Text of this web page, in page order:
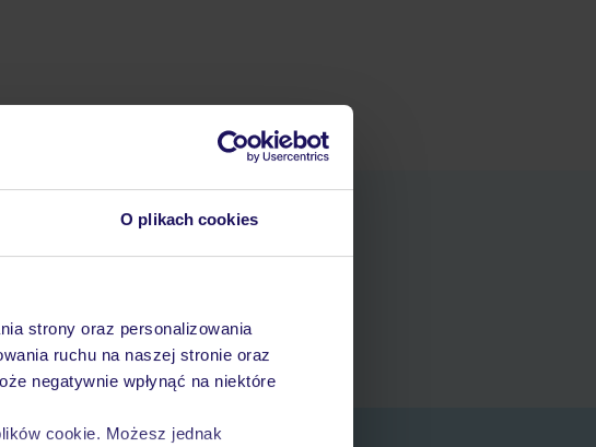
O plikach cookies
strony oraz personalizowania
ruchu na naszej stronie oraz
negatywnie wpłynąć na niektóre
cookie. Możesz jednak
TUI
ofert
o Twojej rezerwacji w myTUI